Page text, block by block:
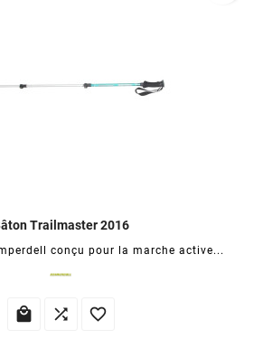
Trailmaster 2016
conçu pour la marche active...
  